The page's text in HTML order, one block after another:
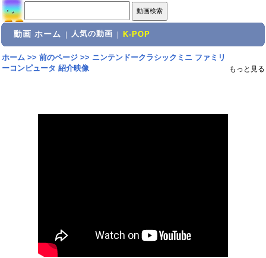
動画 ホーム 人気の動画 K-POP
ホーム>> 前のページ>> ニンテンドークラシックミニ ファミリ
ーコンピュータ 紹介映像
もっと見る